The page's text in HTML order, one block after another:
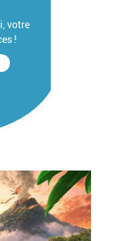
votre
!